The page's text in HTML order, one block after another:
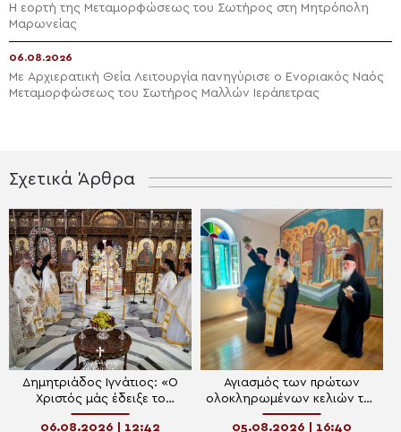
Η εορτή της Μεταμορφώσεως του Σωτήρος στη Μητρόπολη
Μαρωνείας
06.08.2026
Με Αρχιερατική Θεία Λειτουργία πανηγύρισε ο Ενοριακός Ναός
Μεταμορφώσεως του Σωτήρος Μαλλών Ιεράπετρας
Σχετικά Άρθρα
Δημητριάδος Ιγνάτιος: «Ο
Χριστός μάς έδειξε το
μέλλον μας»
06.08.2026 | 12:42
Αγιασμός των πρώτων
ολοκληρωμένων κελιών της
Παλαιάς Ιεράς Μονής
05.08.2026 | 16:40